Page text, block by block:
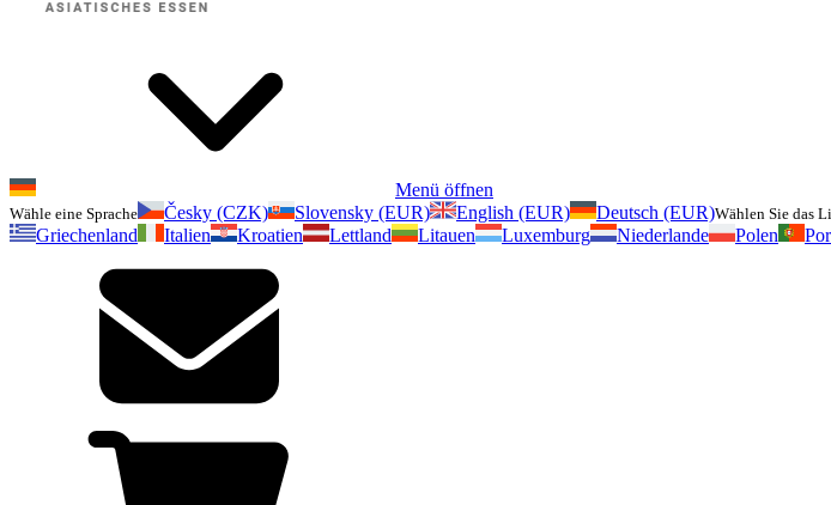
Menü öffnen
Wähle eine Sprache Česky (CZK) Slovensky (EUR) English (EUR) Deutsch (EUR)Wählen Sie das
Griechenland
Italien Kroatien Lettland Litauen Luxemburg Niederlande Polen